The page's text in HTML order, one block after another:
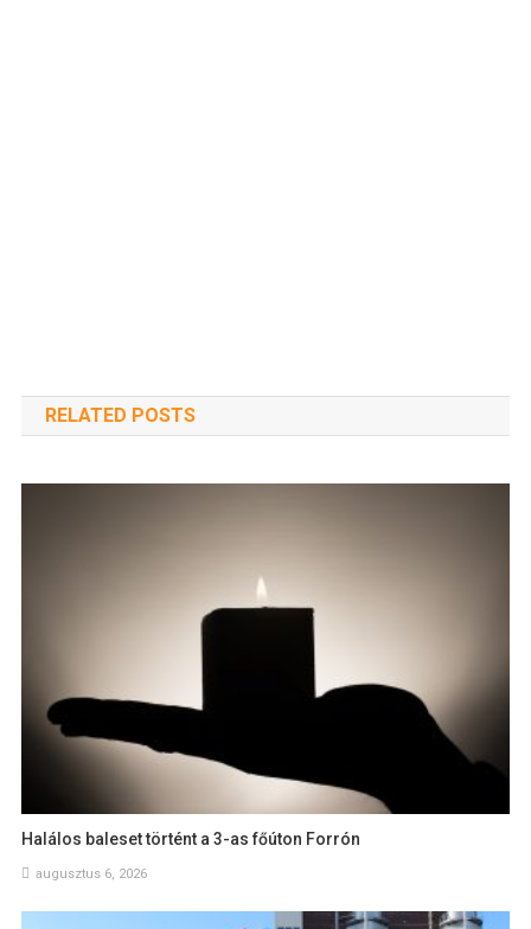
RELATED POSTS
Halálos baleset történt a 3-as főúton Forrón
augusztus 6, 2026